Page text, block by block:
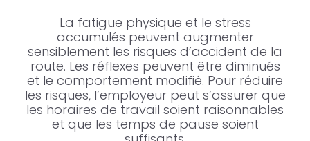
La fatigue physique et le stress
accumulés peuvent augmenter
sensiblement les risques d’accident de la
route. Les réflexes peuvent être diminués
et le comportement modifié. Pour réduire
les risques, l’employeur peut s’assurer que
les horaires de travail soient raisonnables
et que les temps de pause soient